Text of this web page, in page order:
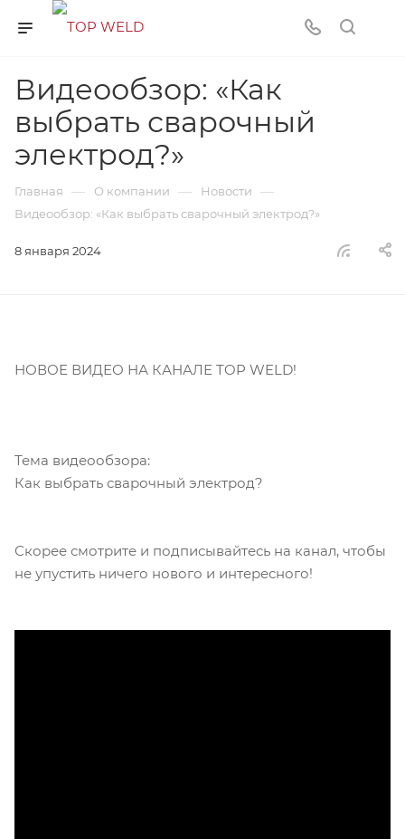
Видеообзор: «Как
выбрать сварочный
электрод?»
Главная — О компании — Новости —
Видеообзор: «Как выбрать сварочный электрод?»
8 января 2024
НОВОЕ ВИДЕО НА КАНАЛЕ TOP WELD!
Тема видеообзора:
Как выбрать сварочный электрод?
Скорее смотрите и подписывайтесь на канал, чтобы
не упустить ничего нового и интересного!